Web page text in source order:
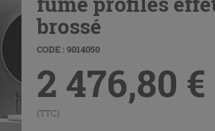
brossé
CODE : 9014050
2 476,80 €
(TTC)